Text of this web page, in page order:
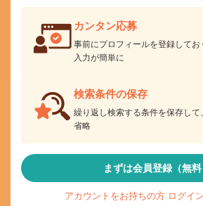
カンタン応募
事前にプロフィールを登録して
入力が簡単に
検索条件の保存
繰り返し検索する条件を保存して
省略
まずは会員登録（無料
アカウントをお持ちの方 ログイ